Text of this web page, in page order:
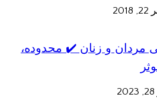
مردان و زنان ✔️ محدوده،